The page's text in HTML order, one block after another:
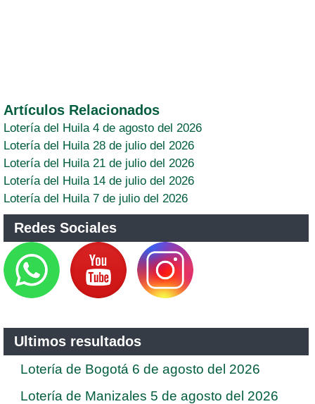
Artículos Relacionados
Lotería del Huila 4 de agosto del 2026
Lotería del Huila 28 de julio del 2026
Lotería del Huila 21 de julio del 2026
Lotería del Huila 14 de julio del 2026
Lotería del Huila 7 de julio del 2026
Redes Sociales
Ultimos resultados
Lotería de Bogotá 6 de agosto del 2026
Lotería de Manizales 5 de agosto del 2026